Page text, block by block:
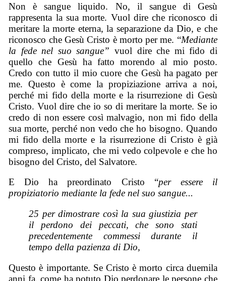
Non è sangue liquido. No, il sangue di Gesù
rappresenta la sua morte. Vuol dire che riconosco di
meritare la morte eterna, la separazione da Dio, e che
riconosco che Gesù Cristo è morto per me. “Mediante
la fede nel suo sangue” vuol dire che mi fido di
quello che Gesù ha fatto morendo al mio posto.
Credo con tutto il mio cuore che Gesù ha pagato per
me. Questo è come la propiziazione arriva a noi,
perché mi fido della morte e la risurrezione di Gesù
Cristo. Vuol dire che io so di meritare la morte. Se io
credo di non essere così malvagio, non mi fido della
sua morte, perché non vedo che ho bisogno. Quando
mi fido della morte e la risurrezione di Cristo è già
compreso, implicato, che mi vedo colpevole e che ho
bisogno del Cristo, del Salvatore.
E Dio ha preordinato Cristo “per essere il
propiziatorio mediante la fede nel suo sangue...
25 per dimostrare così la sua giustizia per
il perdono dei peccati, che sono stati
precedentemente commessi durante il
tempo della pazienza di Dio,
Questo è importante. Se Cristo è morto circa duemila
anni fa, come ha potuto Dio perdonare le persone che